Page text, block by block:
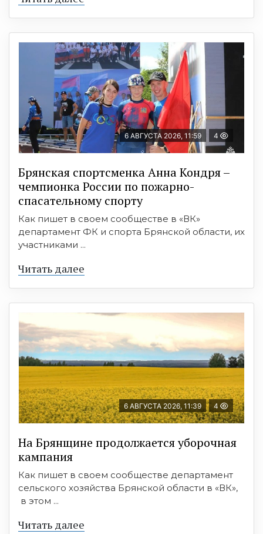
6 АВГУСТА 2026, 11:59 4
Брянская спортсменка Анна Кондря –
чемпионка России по пожарно-
спасательному спорту
Как пишет в своем сообществе в «ВК»
департамент ФК и спорта Брянской области, их
участниками ...
Читать далее
6 АВГУСТА 2026, 11:39 4
На Брянщине продолжается уборочная
кампания
Как пишет в своем сообществе департамент
сельского хозяйства Брянской области в «ВК»,
в этом ...
Читать далее